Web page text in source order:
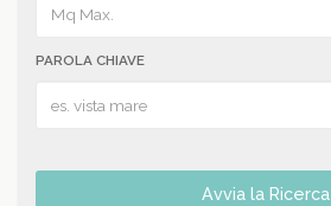
PAROLA CHIAVE
Avvia la Ricerca